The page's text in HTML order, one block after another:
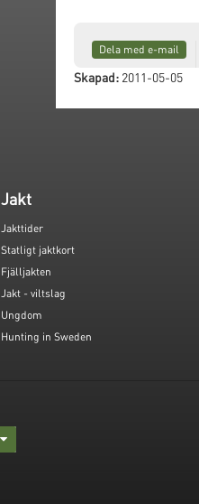
Dela med e-mail
Skapad:2011-05-05
Jakt
Jakttider
Statligt jaktkort
Fjälljakten
Jakt - viltslag
Ungdom
Hunting in Sweden